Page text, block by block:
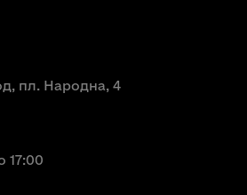
пл. Народна, 4
17:00